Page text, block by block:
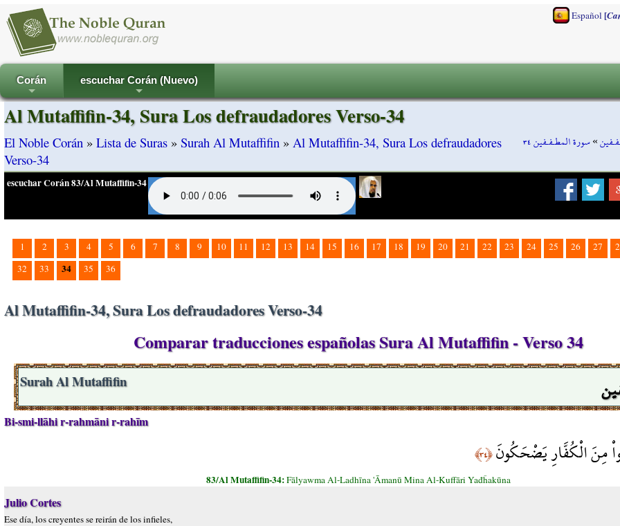
Español [
+
Corán
+
escuchar Corán (Nuevo)
»سورة المطـفـفين ٣٤
Al Mutaffifin-34, Sura Los defraudadores Verso-34
El Noble Corán » Lista de Suras » Surah Al Mutaffifin » Al Mutaffifin-34, Sura Los defraudadores
Verso-34
escuchar Corán 83/Al Mutaffifin-34
1 2 3 4 5 6 7 8 9 10 11 12 13 14 15 16 17 18 19 20 21 22 23 24 25 26 27
32
33 34 35 36
Al Mutaffifin-34, Sura Los defraudadores Verso-34
Comparar traducciones españolas Sura Al Mutaffifin - Verso 34
Surah Al Mutaffifin
Bi-smi-llāhi r-rahmāni r-rahīm
مِنَ الْكُفَّارِ يَضْحَكُونَ﴿٣٤﴾
83/Al Mutaffifin-34:Fālyawma Al-Ladhīna 'Āmanū Mina Al-Kuffāri Yađĥakūna
Julio Cortes
Ese día, los creyentes se reirán de los infieles,